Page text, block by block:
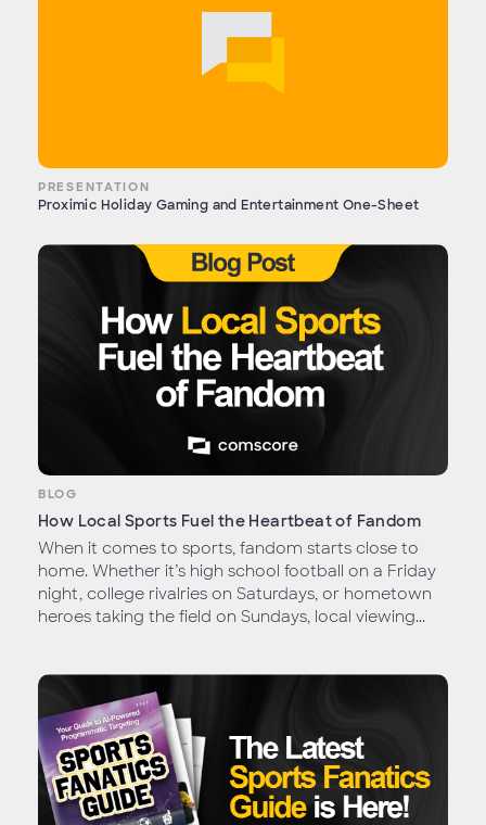
PRESENTATION
Proximic Holiday Gaming and Entertainment One-Sheet
BLOG
How Local Sports Fuel the Heartbeat of Fandom
When it comes to sports, fandom starts close to
home. Whether it’s high school football on a Friday
night, college rivalries on Saturdays, or hometown
heroes taking the field on Sundays, local viewing...